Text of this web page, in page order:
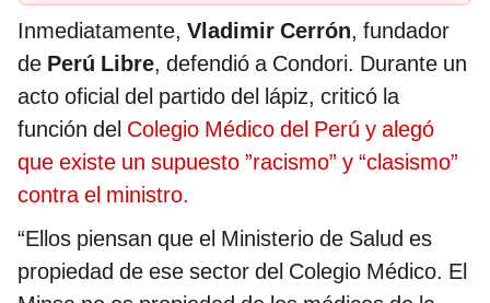
Inmediatamente, Vladimir Cerrón, fundador
de Perú Libre, defendió a Condori. Durante un
acto oficial del partido del lápiz, criticó la
función del Colegio Médico del Perú y alegó
que existe un supuesto ”racismo” y “clasismo”
contra el ministro.
“Ellos piensan que el Ministerio de Salud es
propiedad de ese sector del Colegio Médico. El